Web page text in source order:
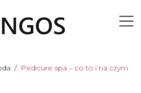
/ Pedicure spa – co to i na czym